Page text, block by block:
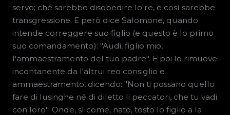
servo; ché sarebbe disobedire lo re, e così sarebbe
transgressione. E però dice Salomone, quando
intende correggere suo figlio (e questo è lo primo
suo comandamento): "Audi, figlio mio,
l'ammaestramento del tuo padre". E poi lo rimuove
incontanente da l'altrui reo consiglio e
ammaestramento, dicendo: "Non ti possano quello
fare di lusinghe né di diletto li peccatori, che tu vadi
con loro". Onde, sì come, nato, tosto lo figlio a la